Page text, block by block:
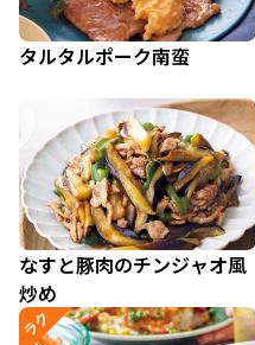
タルタルポーク南蛮
なすと豚肉のチンジャオ風
炒め
ラク